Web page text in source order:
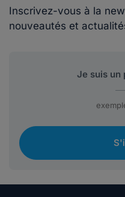
Inscrivez-vous à la
nouveautés et